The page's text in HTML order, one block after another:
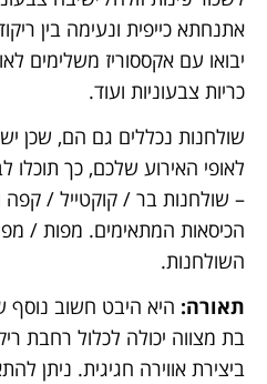
אתנחתא כייפית ונעימה בין
יבואו עם אקססוריז משלימים
כריות צבעוניות ועוד.
שולחנות נכללים גם הם, שכן
לאופי האירוע שלכם, כך
– שולחנות בר / קוקטייל / קפה
הכיסאות המתאימים. מפות /
השולחנות.
תאורה: היא היבט חשוב
בת מצווה יכולה לכלול רחבת
ביצירת אווירה חגיגית. ניתן